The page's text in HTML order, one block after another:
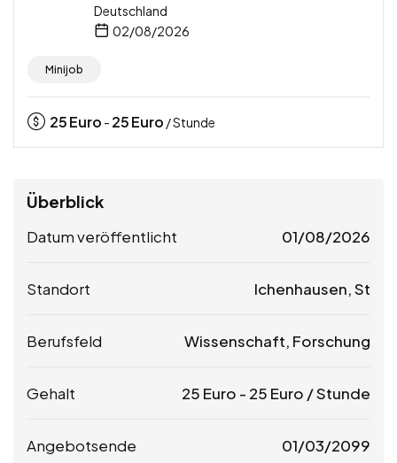
Deutschland
02/08/2026
Minijob
25Euro - 25Euro / Stunde
Überblick
Datum veröffentlicht 01/08/2026
Standort Ichenhausen, St
Berufsfeld Wissenschaft, Forschung
Gehalt 25 Euro - 25 Euro / Stunde
Angebotsende 01/03/2099